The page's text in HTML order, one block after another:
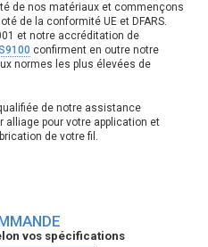
de nos matériaux et commençons
de la conformité UE et DFARS.
et notre accréditation de
confirment en outre notre
normes les plus élevées de
de notre assistance
pour votre application et
de votre fil.
vos spécifications